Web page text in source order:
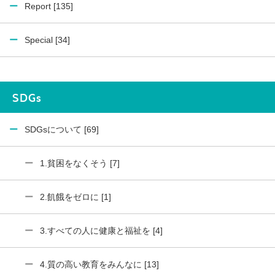
Report [135]
Special [34]
SDGs
SDGsについて [69]
1.貧困をなくそう [7]
2.飢餓をゼロに [1]
3.すべての人に健康と福祉を [4]
4.質の高い教育をみんなに [13]